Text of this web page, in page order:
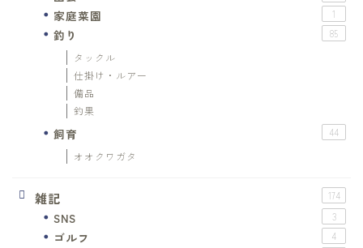
家庭菜園 1
釣り 85
タックル
仕掛け・ルアー
備品
釣果
飼育 44
オオクワガタ
雑記 174
SNS 3
ゴルフ 4